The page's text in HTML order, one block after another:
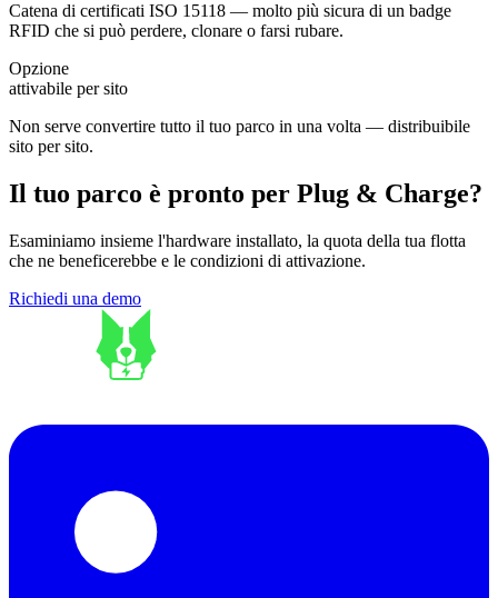
Catena di certificati ISO 15118 — molto più sicura di un badge
RFID che si può perdere, clonare o farsi rubare.
Opzione
attivabile per sito
Non serve convertire tutto il tuo parco in una volta — distribuibile
sito per sito.
Il tuo parco è pronto per Plug & Charge?
Esaminiamo insieme l'hardware installato, la quota della tua flotta
che ne beneficerebbe e le condizioni di attivazione.
Richiedi una demo